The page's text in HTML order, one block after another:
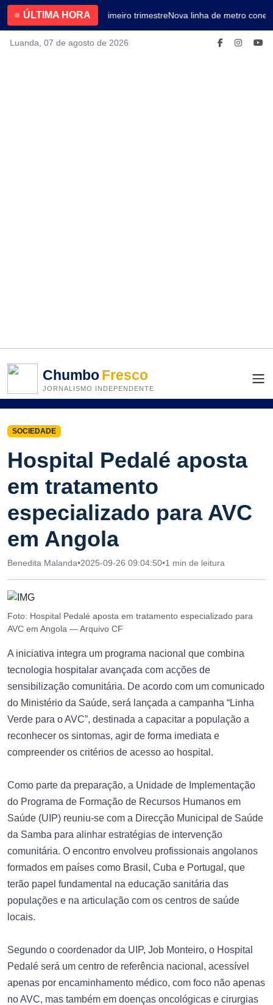
ÚLTIMA HORA4.2% no primeiro trimestreNova linha de metro
Luanda, 07 de agosto de 2026
ChumboFresco
JORNALISMO INDEPENDENTE
SOCIEDADE
Hospital Pedalé aposta
em tratamento
especializado para AVC
em Angola
Benedita Malanda•2025-09-26 09:04:50•1 min de leitura
Foto: Hospital Pedalé aposta em tratamento especializado para
AVC em Angola — Arquivo CF
A iniciativa integra um programa nacional que combina
tecnologia hospitalar avançada com acções de
sensibilização comunitária. De acordo com um comunicado
do Ministério da Saúde, será lançada a campanha “Linha
Verde para o AVC”, destinada a capacitar a população a
reconhecer os sintomas, agir de forma imediata e
compreender os critérios de acesso ao hospital.
Como parte da preparação, a Unidade de Implementação
do Programa de Formação de Recursos Humanos em
Saúde (UIP) reuniu-se com a Direcção Municipal de Saúde
da Samba para alinhar estratégias de intervenção
comunitária. O encontro envolveu profissionais angolanos
formados em países como Brasil, Cuba e Portugal, que
terão papel fundamental na educação sanitária das
populações e na articulação com os centros de saúde
locais.
Segundo o coordenador da UIP, Job Monteiro, o Hospital
Pedalé será um centro de referência nacional, acessível
apenas por encaminhamento médico, com foco não apenas
no AVC, mas também em doenças oncológicas e cirurgias